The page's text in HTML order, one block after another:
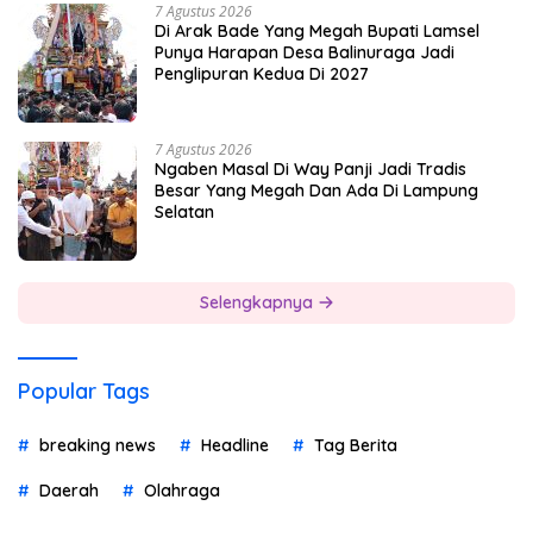
7 Agustus 2026
Di Arak Bade Yang Megah Bupati Lamsel
Punya Harapan Desa Balinuraga Jadi
Penglipuran Kedua Di 2027
7 Agustus 2026
Ngaben Masal Di Way Panji Jadi Tradis
Besar Yang Megah Dan Ada Di Lampung
Selatan
Selengkapnya
Popular Tags
breaking news Headline Tag Berita
Daerah Olahraga